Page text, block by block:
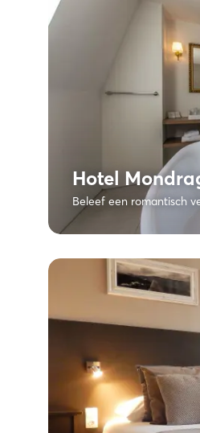
Hotel
Beleef een romantisch